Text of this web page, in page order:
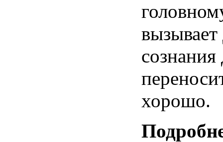
сознания
хорошо.